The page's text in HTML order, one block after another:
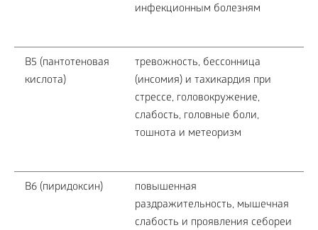
инфекционным болезням
В5 (пантотеновая
кислота)
тревожность, бессонница
(инсомия) и тахикардия при
стрессе, головокружение,
слабость, головные боли,
тошнота и метеоризм
В6 (пиридоксин)
повышенная
раздражительность, мышечная
слабость и проявления себореи